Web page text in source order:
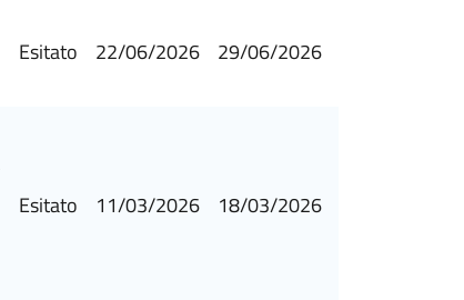
Esitato 22/06/2026 29/06/2026
Esitato 11/03/2026 18/03/2026